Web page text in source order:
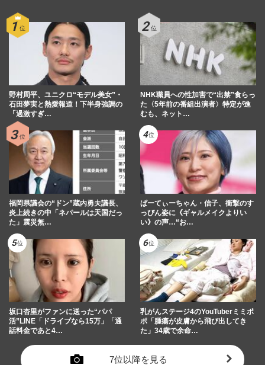
野村周平、ユニクロ“モデル美女”・
石田夢実と熱愛報道！下半身強調の
「過激すぎ…
NHK職員への性加害で“出禁”食らっ
た〈5年前の番組出演者〉特定が進
むも、ネット…
福岡県議会の“ドン”蔵内勇夫議長、
炎上続きの中「ネパールは天国だっ
た」震災無…
ぱーてぃーちゃん・信子、衝撃のす
っぴん姿に《ギャルメイクよりい
い》の声…“お…
坂口杏里がファンに送った“パパ
活”LINE「ドライブなら15万」「通
話料金であと4…
乳がんステージ4のYouTuberミミポ
ポ「腫瘍が皮膚から飛び出してき
た」34歳で余命…
7位以降を見る